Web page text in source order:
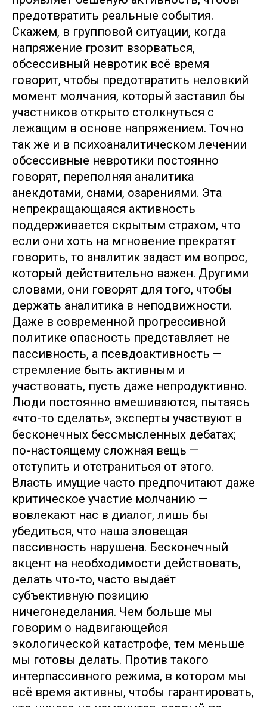
предотвратить реальные события.
Скажем, в групповой ситуации, когда
напряжение грозит взорваться,
обсессивный невротик всё время
говорит, чтобы предотвратить неловкий
момент молчания, который заставил бы
участников открыто столкнуться с
лежащим в основе напряжением. Точно
так же и в психоаналитическом лечении
обсессивные невротики постоянно
говорят, переполняя аналитика
анекдотами, снами, озарениями. Эта
непрекращающаяся активность
поддерживается скрытым страхом, что
если они хоть на мгновение прекратят
говорить, то аналитик задаст им вопрос,
который действительно важен. Другими
словами, они говорят для того, чтобы
держать аналитика в неподвижности.
Даже в современной прогрессивной
политике опасность представляет не
пассивность, а псевдоактивность —
стремление быть активным и
участвовать, пусть даже непродуктивно.
Люди постоянно вмешиваются, пытаясь
«что-то сделать», эксперты участвуют в
бесконечных бессмысленных дебатах;
по-настоящему сложная вещь —
отступить и отстраниться от этого.
Власть имущие часто предпочитают даже
критическое участие молчанию —
вовлекают нас в диалог, лишь бы
убедиться, что наша зловещая
пассивность нарушена. Бесконечный
акцент на необходимости действовать,
делать что-то, часто выдаёт
субъективную позицию
ничегонеделания. Чем больше мы
говорим о надвигающейся
экологической катастрофе, тем меньше
мы готовы делать. Против такого
интерпассивного режима, в котором мы
всё время активны, чтобы гарантировать,